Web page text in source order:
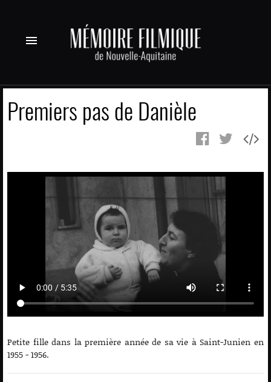
menu
Premiers pas de Danièle
Petite fille dans la première année de sa vie à Saint-Junien en
1955 - 1956.